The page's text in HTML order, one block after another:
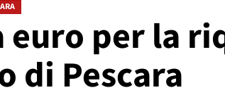
euro per la
di Pescara